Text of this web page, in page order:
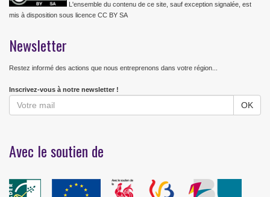
L'ensemble du contenu de ce site, sauf exception signalée, est
mis à disposition sous licence CC BY SA
Newsletter
Restez informé des actions que nous entreprenons dans votre région...
Inscrivez-vous à notre newsletter !
Avec le soutien de